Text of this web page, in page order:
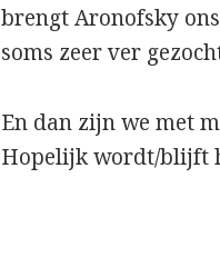
brengt Aronofsky
soms zeer ver
En dan zijn we met
Hopelijk wordt/blijft